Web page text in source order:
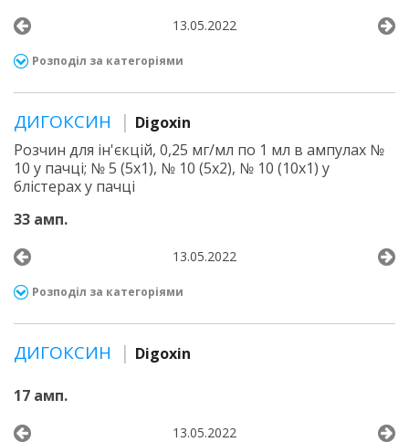
13.05.2022
Розподіл за категоріями
ДИГОКСИН
Digoxin
Розчин для ін'єкцій, 0,25 мг/мл по 1 мл в ампулах №
10 у пачці; № 5 (5х1), № 10 (5х2), № 10 (10х1) у
блістерах у пачці
33 амп.
13.05.2022
Розподіл за категоріями
ДИГОКСИН Digoxin
17 амп.
13.05.2022